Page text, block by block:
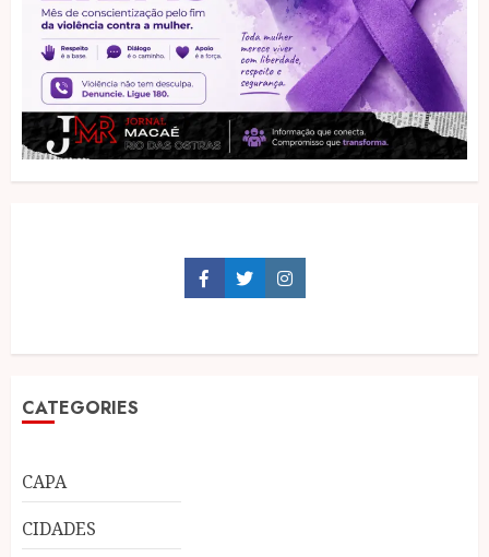
FacebookTwitterInstagram
CATEGORIES
CAPA
CIDADES